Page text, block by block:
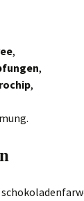
,
,
,